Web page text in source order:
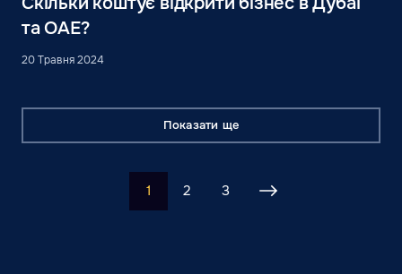
та ОАЕ?
20 Травня 2024
Показати ще
1 2 3